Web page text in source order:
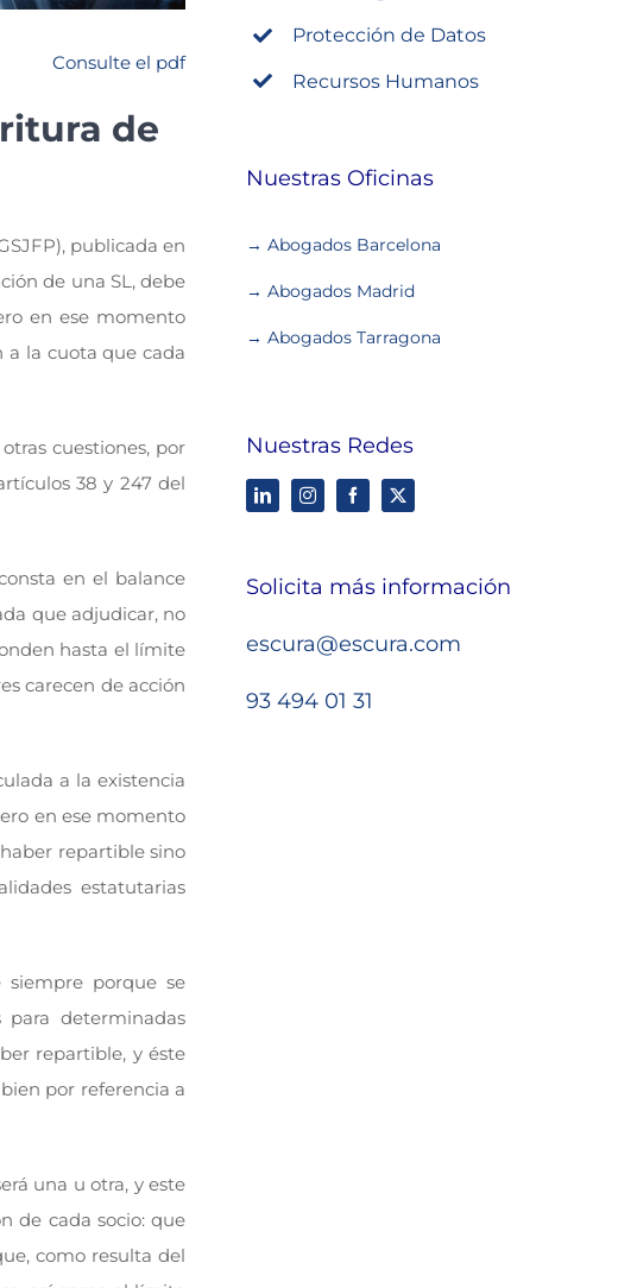
Consulte el pdf
de
publicada en
de una SL, debe
en ese momento
la cuota que cada
cuestiones, por
38 y 247 del
en el balance
que adjudicar, no
hasta el límite
carecen de acción
a la existencia
en ese momento
repartible sino
estatutarias
porque se
determinadas
repartible, y éste
por referencia a
una u otra, y este
de cada socio: que
como resulta del
Protección de Datos
Recursos Humanos
Nuestras Oficinas
→ Abogados Barcelona
→ Abogados Madrid
→ Abogados Tarragona
Nuestras Redes
Solicita más información
escura@escura.com
93 494 01 31